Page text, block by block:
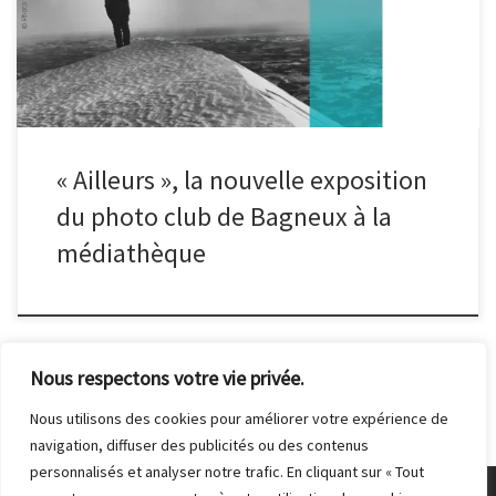
Nous respectons votre vie privée.
Nous utilisons des cookies pour améliorer votre expérience de
navigation, diffuser des publicités ou des contenus
personnalisés et analyser notre trafic. En cliquant sur « Tout
avenue Gabriel Péri – 92220 Bagneux Horaires : mardi : 14 h – 19 h
mercredi, vendredi, samedi : 10 h – 19 h dimanche : 14 h – 18 h
(sauf vacances scolaires)
« Ailleurs », la nouvelle exposition
du photo club de Bagneux à la
médiathèque